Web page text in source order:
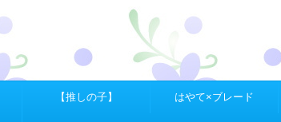
【推しの子】 はやて×ブレード